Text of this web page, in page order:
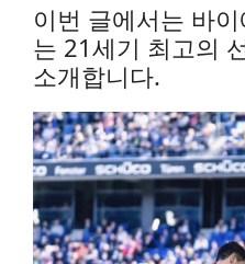
이번 글에서는 바
는 21세기 최고의
소개합니다.